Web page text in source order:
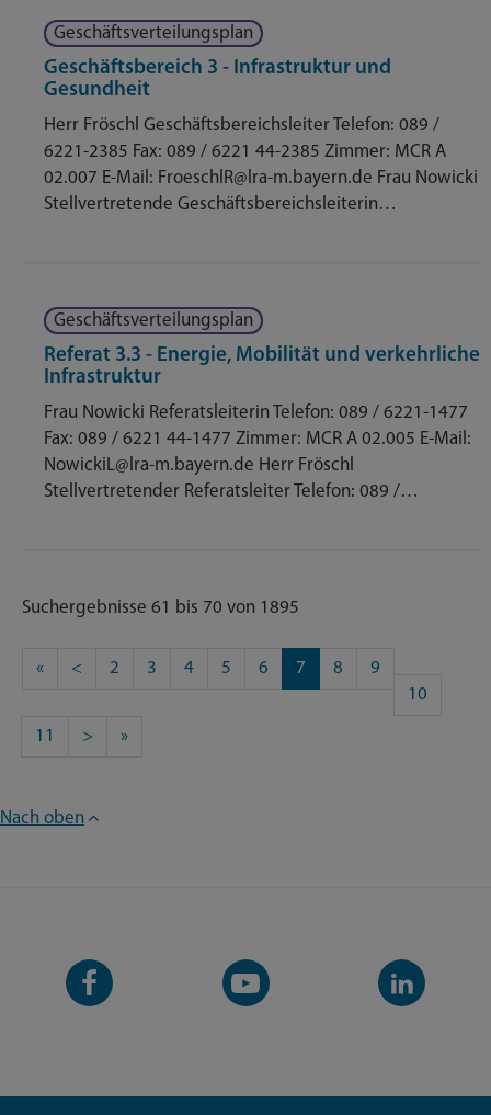
Geschäftsverteilungsplan
Geschäftsbereich 3 - Infrastruktur und
Gesundheit
Herr Fröschl Geschäftsbereichsleiter Telefon: 089 /
6221-2385 Fax: 089 / 6221 44-2385 Zimmer: MCR A
02.007 E-Mail: FroeschlR@lra-m.bayern.de Frau Nowicki
Stellvertretende Geschäftsbereichsleiterin…
Geschäftsverteilungsplan
Referat 3.3 - Energie, Mobilität und verkehrliche
Infrastruktur
Frau Nowicki Referatsleiterin Telefon: 089 / 6221-1477
Fax: 089 / 6221 44-1477 Zimmer: MCR A 02.005 E-Mail:
NowickiL@lra-m.bayern.de Herr Fröschl
Stellvertretender Referatsleiter Telefon: 089 /…
Suchergebnisse 61 bis 70 von 1895
« < 2 3 4 5 6 7 8
9
10
11 > »
Nach oben
Facebook-
Seite
YouTube-
Kanal
LinkedIn-
Kanal